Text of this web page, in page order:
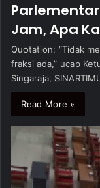
Jam, Apa
Quotation: “Tidak
fraksi ada,” ucap
Singaraja,
Read More »